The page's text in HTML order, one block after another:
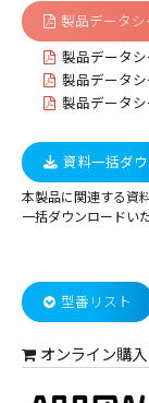
製品データシ
製品データシ
製品データ
製品データ
資料一括ダ
本製品に関連する資
一括ダウンロードい
型番リスト
オンライン購